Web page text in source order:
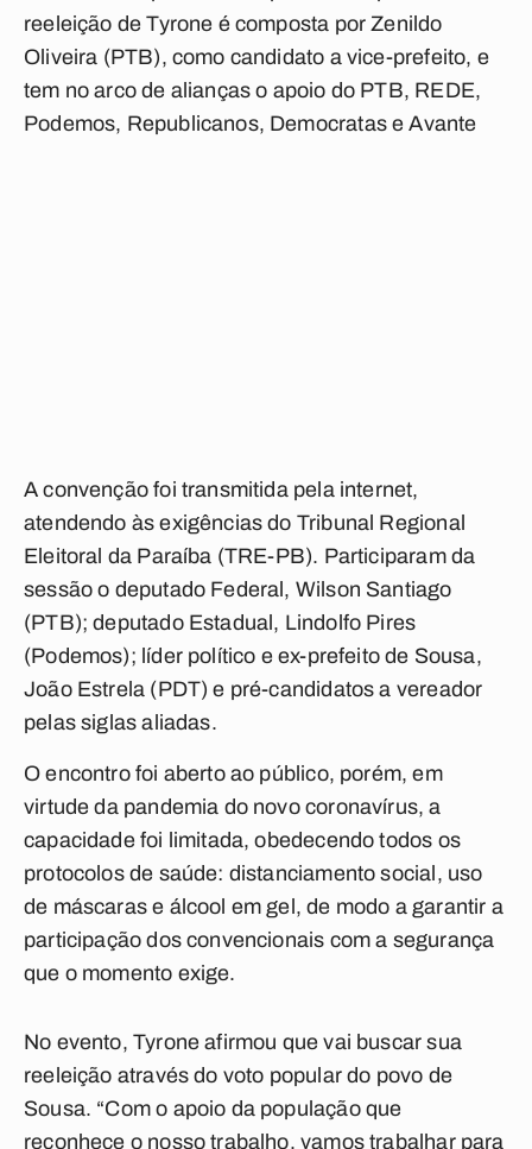
reeleição de Tyrone é composta por Zenildo
Oliveira (PTB), como candidato a vice-prefeito, e
tem no arco de alianças o apoio do PTB, REDE,
Podemos, Republicanos, Democratas e Avante
A convenção foi transmitida pela internet,
atendendo às exigências do Tribunal Regional
Eleitoral da Paraíba (TRE-PB). Participaram da
sessão o deputado Federal, Wilson Santiago
(PTB); deputado Estadual, Lindolfo Pires
(Podemos); líder político e ex-prefeito de Sousa,
João Estrela (PDT) e pré-candidatos a vereador
pelas siglas aliadas.
O encontro foi aberto ao público, porém, em
virtude da pandemia do novo coronavírus, a
capacidade foi limitada, obedecendo todos os
protocolos de saúde: distanciamento social, uso
de máscaras e álcool em gel, de modo a garantir a
participação dos convencionais com a segurança
que o momento exige.
No evento, Tyrone afirmou que vai buscar sua
reeleição através do voto popular do povo de
Sousa. “Com o apoio da população que
reconhece o nosso trabalho, vamos trabalhar para